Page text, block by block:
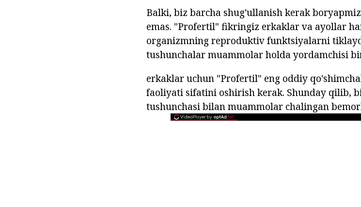
Balki, biz barcha shug'ullanish kerak
emas. "Profertil" fikringiz erkaklar va ayollar
organizmning reproduktiv funktsiyalarni
tushunchalar muammolar holda yordamchisi
erkaklar uchun "Profertil" eng oddiy
faoliyati sifatini oshirish kerak. Shunday qilib,
tushunchasi bilan muammolar chalingan